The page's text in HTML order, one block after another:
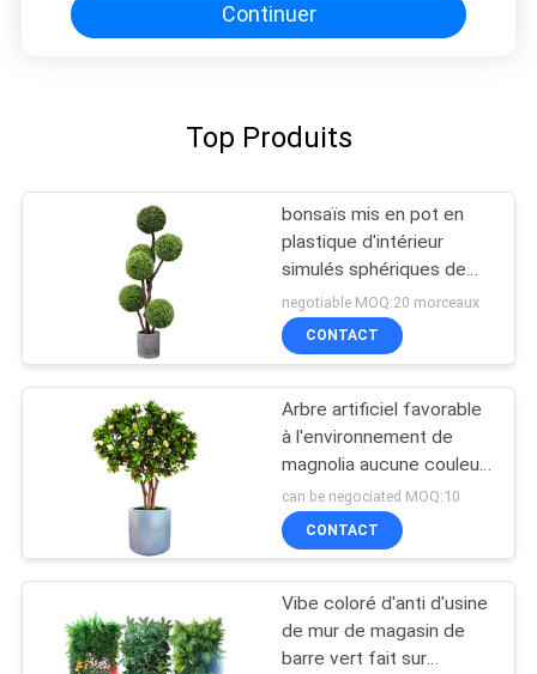
Continuer
Top Produits
bonsaïs mis en pot en
plastique d'intérieur
simulés sphériques de
faux buis d'usine de
180Cm
negotiable MOQ:20 morceaux
CONTACT
Arbre artificiel favorable
à l'environnement de
magnolia aucune couleur
se fanant les usines à
feuilles persistantes
can be negociated MOQ:10
CONTACT
Vibe coloré d'anti d'usine
de mur de magasin de
barre vert fait sur